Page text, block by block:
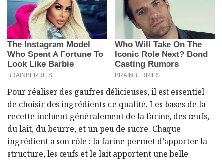
Pour réaliser des gaufres délicieuses, il est essentiel
de choisir des ingrédients de qualité. Les bases de la
recette incluent généralement de la farine, des œufs,
du lait, du beurre, et un peu de sucre. Chaque
ingrédient a son rôle : la farine permet d’apporter la
structure, les œufs et le lait apportent une belle